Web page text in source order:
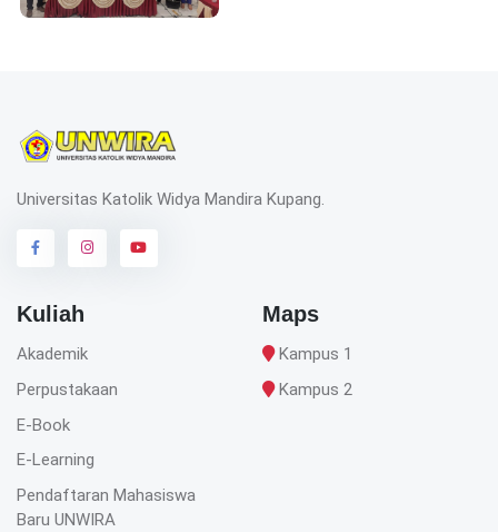
Universitas Katolik Widya Mandira Kupang.
Kuliah
Akademik
Perpustakaan
E-Book
E-Learning
Pendaftaran Mahasiswa
Baru UNWIRA
Maps
Kampus 1
Kampus 2